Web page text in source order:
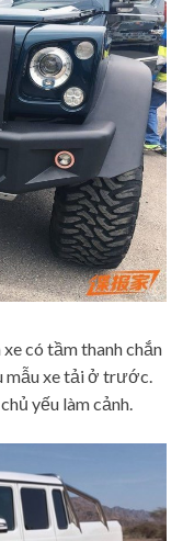
có tầm thanh chắn
mẫu xe tải ở trước.
yếu làm cảnh.